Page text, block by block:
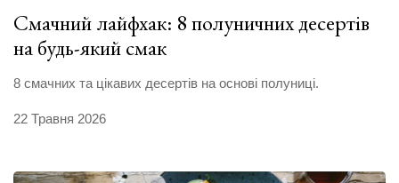
Смачний лайфхак: 8 полуничних десертів
на будь-який смак
8 смачних та цікавих десертів на основі полуниці.
22 Травня 2026